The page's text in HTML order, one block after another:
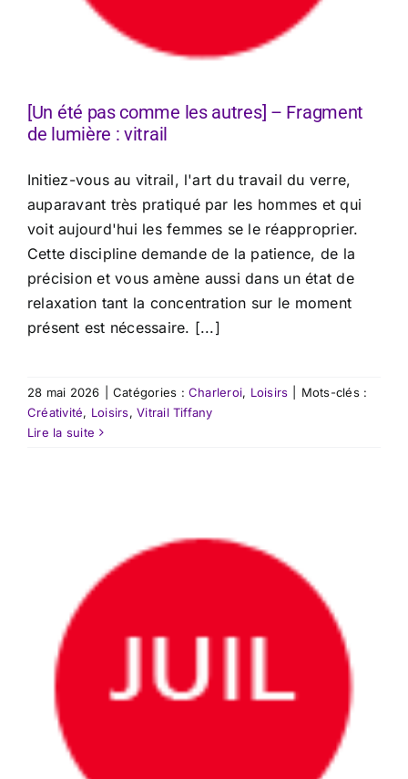
[Un été pas comme les autres] – Fragment
de lumière : vitrail
Initiez-vous au vitrail, l'art du travail du verre,
auparavant très pratiqué par les hommes et qui
voit aujourd'hui les femmes se le réapproprier.
Cette discipline demande de la patience, de la
précision et vous amène aussi dans un état de
relaxation tant la concentration sur le moment
présent est nécessaire. [...]
28 mai 2026 Catégories :Charleroi, Loisirs
Mots-clés :
Créativité, Loisirs,Vitrail Tiffany
Lire la suite